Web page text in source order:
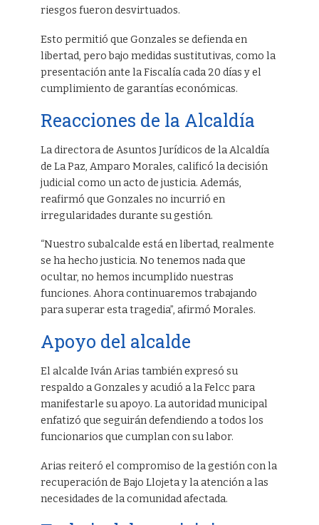
riesgos fueron desvirtuados.
Esto permitió que Gonzales se defienda en
libertad, pero bajo medidas sustitutivas, como la
presentación ante la Fiscalía cada 20 días y el
cumplimiento de garantías económicas.
Reacciones de la Alcaldía
La directora de Asuntos Jurídicos de la Alcaldía
de La Paz, Amparo Morales, calificó la decisión
judicial como un acto de justicia. Además,
reafirmó que Gonzales no incurrió en
irregularidades durante su gestión.
“Nuestro subalcalde está en libertad, realmente
se ha hecho justicia. No tenemos nada que
ocultar, no hemos incumplido nuestras
funciones. Ahora continuaremos trabajando
para superar esta tragedia”, afirmó Morales.
Apoyo del alcalde
El alcalde Iván Arias también expresó su
respaldo a Gonzales y acudió a la Felcc para
manifestarle su apoyo. La autoridad municipal
enfatizó que seguirán defendiendo a todos los
funcionarios que cumplan con su labor.
Arias reiteró el compromiso de la gestión con la
recuperación de Bajo Llojeta y la atención a las
necesidades de la comunidad afectada.